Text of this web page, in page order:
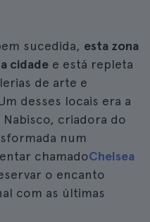
sucedida, esta zona
cidade e está repleta
de arte e
desses locais era a
criadora do
num
chamadoChelsea
o encanto
com as últimas